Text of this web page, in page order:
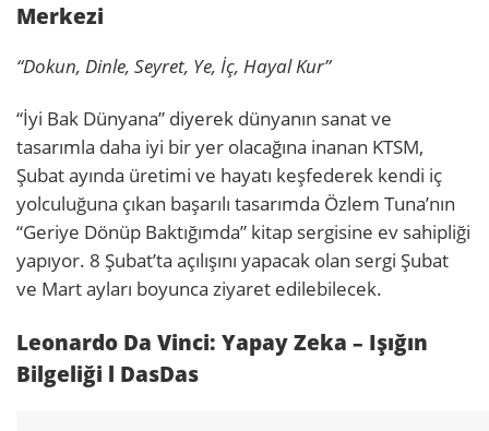
Merkezi
“Dokun, Dinle, Seyret, Ye, İç, Hayal Kur”
“İyi Bak Dünyana” diyerek dünyanın sanat ve
tasarımla daha iyi bir yer olacağına inanan KTSM,
Şubat ayında üretimi ve hayatı keşfederek kendi iç
yolculuğuna çıkan başarılı tasarımda Özlem Tuna’nın
“Geriye Dönüp Baktığımda” kitap sergisine ev sahipliği
yapıyor. 8 Şubat’ta açılışını yapacak olan sergi Şubat
ve Mart ayları boyunca ziyaret edilebilecek.
Leonardo Da Vinci: Yapay Zeka – Işığın
Bilgeliği l DasDas